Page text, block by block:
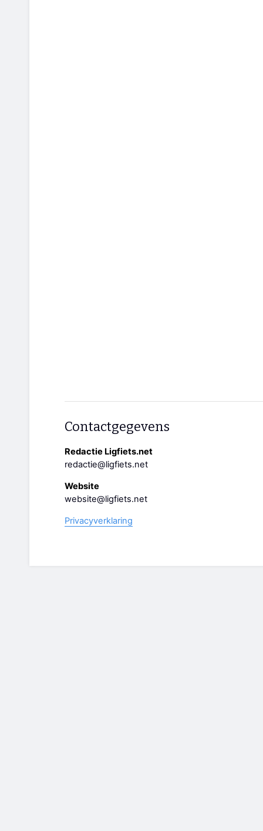
Contactgegevens
Redactie Ligfiets.net
redactie@ligfiets.net
Website
website@ligfiets.net
Privacyverklaring